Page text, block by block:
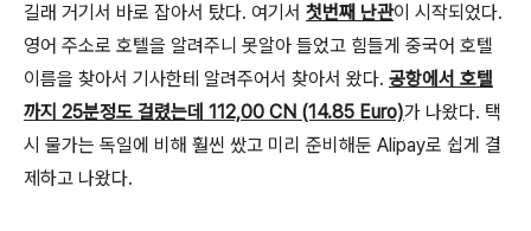
길래 거기서 바로 잡아서 탔다. 여기서 첫번째 난관이 시작되었다.
영어 주소로 호텔을 알려주니 못알아 들었고 힘들게 중국어 호텔
이름을 찾아서 기사한테 알려주어서 찾아서 왔다. 공항에서 호텔
까지 25분정도 걸렸는데 112,00 CN (14.85 Euro)가 나왔다. 택
시 물가는 독일에 비해 훨씬 쌌고 미리 준비해둔 Alipay로 쉽게 결
제하고 나왔다.